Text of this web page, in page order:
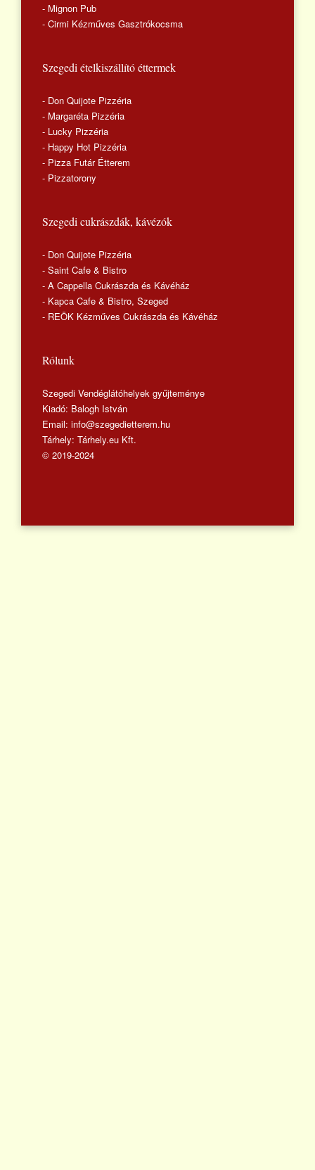
- Mignon Pub
- Cirmi Kézműves Gasztrókocsma
Szegedi ételkiszállító éttermek
- Don Quijote Pizzéria
- Margaréta Pizzéria
- Lucky Pizzéria
- Happy Hot Pizzéria
- Pizza Futár Étterem
- Pizzatorony
Szegedi cukrászdák, kávézók
- Don Quijote Pizzéria
- Saint Cafe & Bistro
- A Cappella Cukrászda és Kávéház
- Kapca Cafe & Bistro, Szeged
- REÖK Kézműves Cukrászda és Kávéház
Rólunk
Szegedi Vendéglátóhelyek gyűjteménye
Kiadó: Balogh István
Email: info@szegedietterem.hu
Tárhely: Tárhely.eu Kft.
© 2019-2024